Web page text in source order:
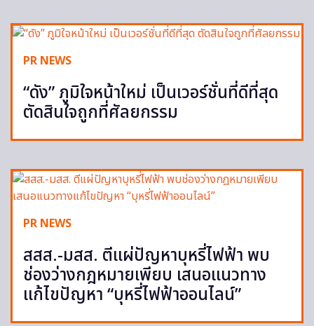
PR NEWS
“ดัง” ภูมิใจหน้าใหม่ เป็นเวอร์ชั่นที่ดีที่สุด
ตัดสินใจถูกที่ศัลยกรรม
PR NEWS
สสส.-มสส. ตีแผ่ปัญหาบุหรี่ไฟฟ้า พบ
ช่องว่างกฎหมายเพียบ เสนอแนวทาง
แก้ไขปัญหา “บุหรี่ไฟฟ้าออนไลน์”